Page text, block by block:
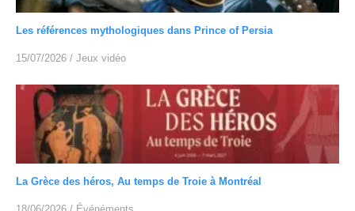
Les références mythologiques dans Prince of Persia
15/07/2026 / Jeux vidéo
La Grèce des héros, Au temps de Troie à Montréal